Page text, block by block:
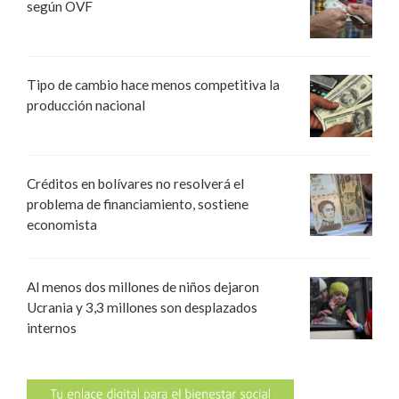
según OVF
Tipo de cambio hace menos competitiva la
producción nacional
Créditos en bolívares no resolverá el
problema de financiamiento, sostiene
economista
Al menos dos millones de niños dejaron
Ucrania y 3,3 millones son desplazados
internos